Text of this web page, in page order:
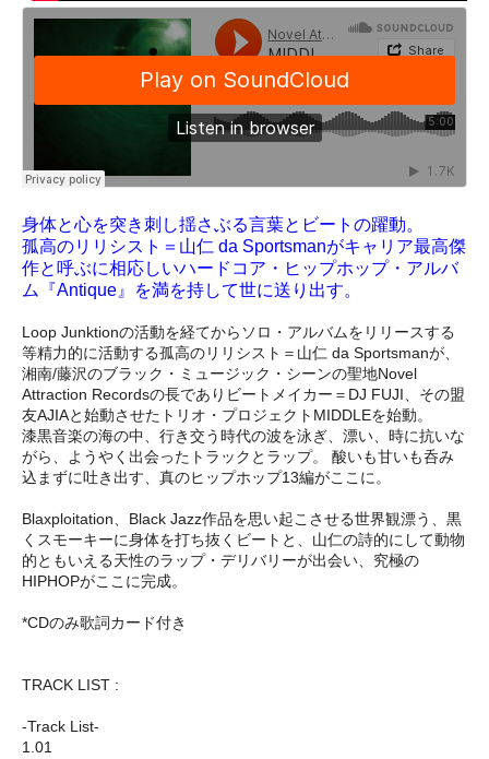
身体と心を突き刺し揺さぶる言葉とビートの躍動。
孤高のリリシスト＝山仁 da Sportsmanがキャリア最高傑
作と呼ぶに相応しいハードコア・ヒップホップ・アルバ
ム『Antique』を満を持して世に送り出す。
Loop Junktionの活動を経てからソロ・アルバムをリリースする
等精力的に活動する孤高のリリシスト＝山仁 da Sportsmanが、
湘南/藤沢のブラック・ミュージック・シーンの聖地Novel
Attraction Recordsの長でありビートメイカー＝DJ FUJI、その盟
友AJIAと始動させたトリオ・プロジェクトMIDDLEを始動。
漆黒音楽の海の中、行き交う時代の波を泳ぎ、漂い、時に抗いな
がら、ようやく出会ったトラックとラップ。 酸いも甘いも呑み
込まずに吐き出す、真のヒップホップ13編がここに。
Blaxploitation、Black Jazz作品を思い起こさせる世界観漂う、黒
くスモーキーに身体を打ち抜くビートと、山仁の詩的にして動物
的ともいえる天性のラップ・デリバリーが出会い、究極の
HIPHOPがここに完成。
*CDのみ歌詞カード付き
TRACK LIST :
-Track List-
1.01